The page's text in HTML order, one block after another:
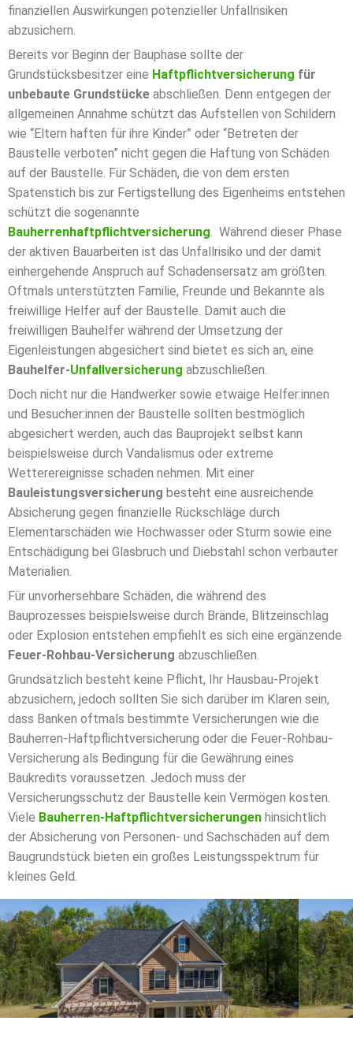
finanziellen Auswirkungen potenzieller Unfallrisiken
abzusichern.
Bereits vor Beginn der Bauphase sollte der
Grundstücksbesitzer eine Haftpflichtversicherung für
unbebaute Grundstücke abschließen. Denn entgegen der
allgemeinen Annahme schützt das Aufstellen von Schildern
wie “Eltern haften für ihre Kinder” oder “Betreten der
Baustelle verboten” nicht gegen die Haftung von Schäden
auf der Baustelle. Für Schäden, die von dem ersten
Spatenstich bis zur Fertigstellung des Eigenheims entstehen
schützt die sogenannte
Bauherrenhaftpflichtversicherung. Während dieser Phase
der aktiven Bauarbeiten ist das Unfallrisiko und der damit
einhergehende Anspruch auf Schadensersatz am größten.
Oftmals unterstützten Familie, Freunde und Bekannte als
freiwillige Helfer auf der Baustelle. Damit auch die
freiwilligen Bauhelfer während der Umsetzung der
Eigenleistungen abgesichert sind bietet es sich an, eine
Bauhelfer-Unfallversicherung abzuschließen.
Doch nicht nur die Handwerker sowie etwaige Helfer:innen
und Besucher:innen der Baustelle sollten bestmöglich
abgesichert werden, auch das Bauprojekt selbst kann
beispielsweise durch Vandalismus oder extreme
Wetterereignisse schaden nehmen. Mit einer
Bauleistungsversicherung besteht eine ausreichende
Absicherung gegen finanzielle Rückschläge durch
Elementarschäden wie Hochwasser oder Sturm sowie eine
Entschädigung bei Glasbruch und Diebstahl schon verbauter
Materialien.
Für unvorhersehbare Schäden, die während des
Bauprozesses beispielsweise durch Brände, Blitzeinschlag
oder Explosion entstehen empfiehlt es sich eine ergänzende
Feuer-Rohbau-Versicherung abzuschließen.
Grundsätzlich besteht keine Pflicht, Ihr Hausbau-Projekt
abzusichern, jedoch sollten Sie sich darüber im Klaren sein,
dass Banken oftmals bestimmte Versicherungen wie die
Bauherren-Haftpflichtversicherung oder die Feuer-Rohbau-
Versicherung als Bedingung für die Gewährung eines
Baukredits voraussetzen. Jedoch muss der
Versicherungsschutz der Baustelle kein Vermögen kosten.
Viele Bauherren-Haftpflichtversicherungen hinsichtlich
der Absicherung von Personen- und Sachschäden auf dem
Baugrundstück bieten ein großes Leistungsspektrum für
kleines Geld.